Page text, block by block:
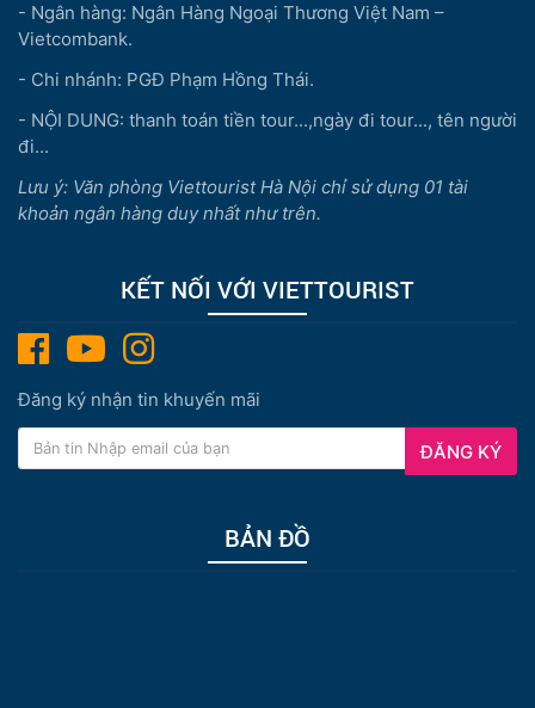
- Ngân hàng: Ngân Hàng Ngoại Thương Việt Nam –
Vietcombank.
- Chi nhánh: PGĐ Phạm Hồng Thái.
- NỘI DUNG: thanh toán tiền tour...,ngày đi tour..., tên người
đi...
Lưu ý: Văn phòng Viettourist Hà Nội chỉ sử dụng 01 tài
khoản ngân hàng duy nhất như trên.
KẾT NỐI VỚI VIETTOURIST
Đăng ký nhận tin khuyến mãi
ĐĂNG KÝ
BẢN ĐỒ